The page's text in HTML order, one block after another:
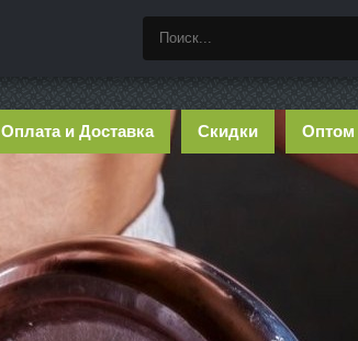
Оплата и Доставка Скидки Оптом